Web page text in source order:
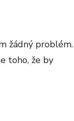
žádný problém.
toho, že by